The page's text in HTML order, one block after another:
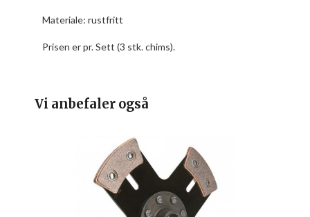
Materiale: rustfritt
Prisen er pr. Sett (3 stk. chims).
Vi anbefaler også